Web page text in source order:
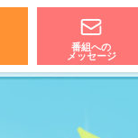
番組への
メッセージ